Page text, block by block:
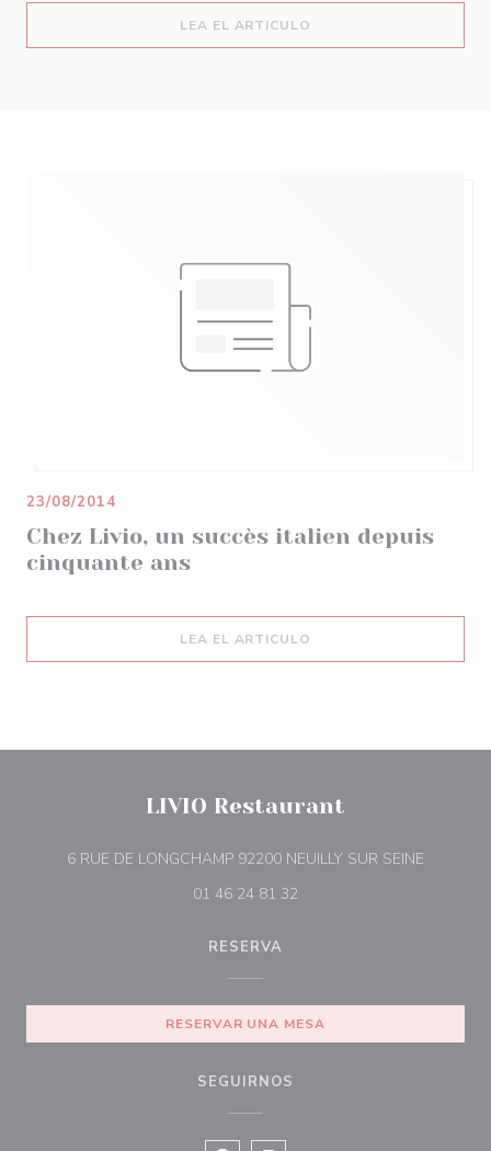
LEA EL ARTICULO
Chez Livio, un succès italien depuis
cinquante ans
23/08/2014
LEA EL ARTICULO
LIVIO Restaurant
6 RUE DE LONGCHAMP 92200 NEUILLY SUR SEINE
01 46 24 81 32
RESERVA
RESERVAR UNA MESA
SEGUIRNOS